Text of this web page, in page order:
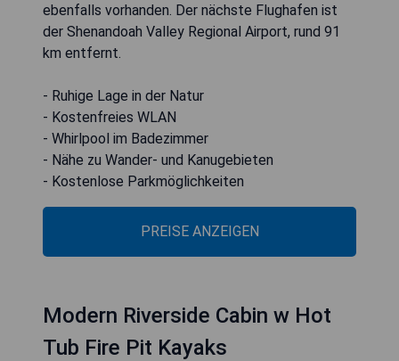
ebenfalls vorhanden. Der nächste Flughafen ist
der Shenandoah Valley Regional Airport, rund 91
km entfernt.
- Ruhige Lage in der Natur
- Kostenfreies WLAN
- Whirlpool im Badezimmer
- Nähe zu Wander- und Kanugebieten
- Kostenlose Parkmöglichkeiten
PREISE ANZEIGEN
Modern Riverside Cabin w Hot
Tub Fire Pit Kayaks